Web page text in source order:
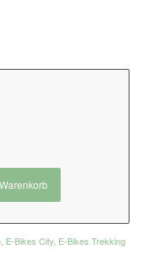
, E-Bikes City, E-Bikes Trekking